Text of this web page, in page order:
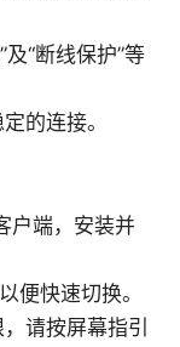
“断线保护”等
的连接。
户端，安装并
便快速切换。
请按屏幕指引